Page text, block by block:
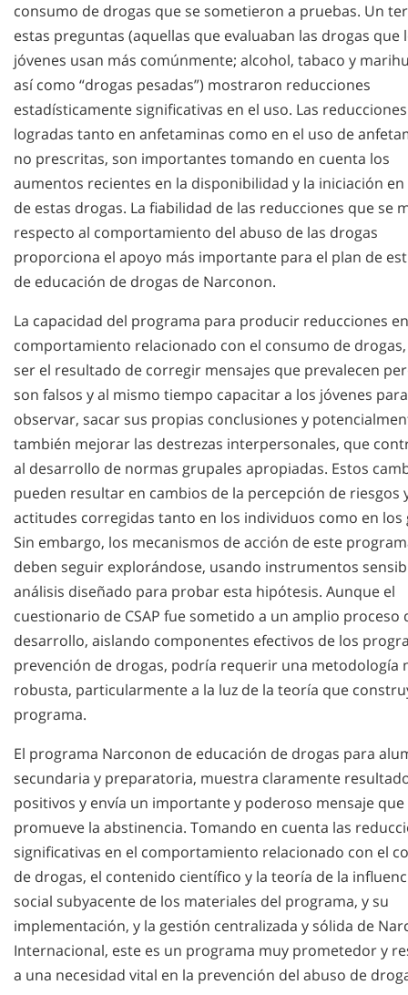
consumo de drogas que se sometieron a pruebas. Un
estas preguntas (aquellas que evaluaban las drogas que
jóvenes usan más comúnmente; alcohol, tabaco y
así como “drogas pesadas”) mostraron reducciones
estadísticamente significativas en el uso. Las reducciones
logradas tanto en anfetaminas como en el uso de
no prescritas, son importantes tomando en cuenta los
aumentos recientes en la disponibilidad y la iniciación en
de estas drogas. La fiabilidad de las reducciones que se
respecto al comportamiento del abuso de las drogas
proporciona el apoyo más importante para el plan de
de educación de drogas de Narconon.
La capacidad del programa para producir reducciones
comportamiento relacionado con el consumo de
ser el resultado de corregir mensajes que prevalecen
son falsos y al mismo tiempo capacitar a los jóvenes para
observar, sacar sus propias conclusiones y
también mejorar las destrezas interpersonales, que
al desarrollo de normas grupales apropiadas. Estos
pueden resultar en cambios de la percepción de riesgos
actitudes corregidas tanto en los individuos como en los
Sin embargo, los mecanismos de acción de este
deben seguir explorándose, usando instrumentos
análisis diseñado para probar esta hipótesis. Aunque el
cuestionario de CSAP fue sometido a un amplio proceso
desarrollo, aislando componentes efectivos de los
prevención de drogas, podría requerir una metodología
robusta, particularmente a la luz de la teoría que
programa.
El programa Narconon de educación de drogas para
secundaria y preparatoria, muestra claramente
positivos y envía un importante y poderoso mensaje que
promueve la abstinencia. Tomando en cuenta las
significativas en el comportamiento relacionado con el
de drogas, el contenido científico y la teoría de la
social subyacente de los materiales del programa, y su
implementación, y la gestión centralizada y sólida de
Internacional, este es un programa muy prometedor y
a una necesidad vital en la prevención del abuso de